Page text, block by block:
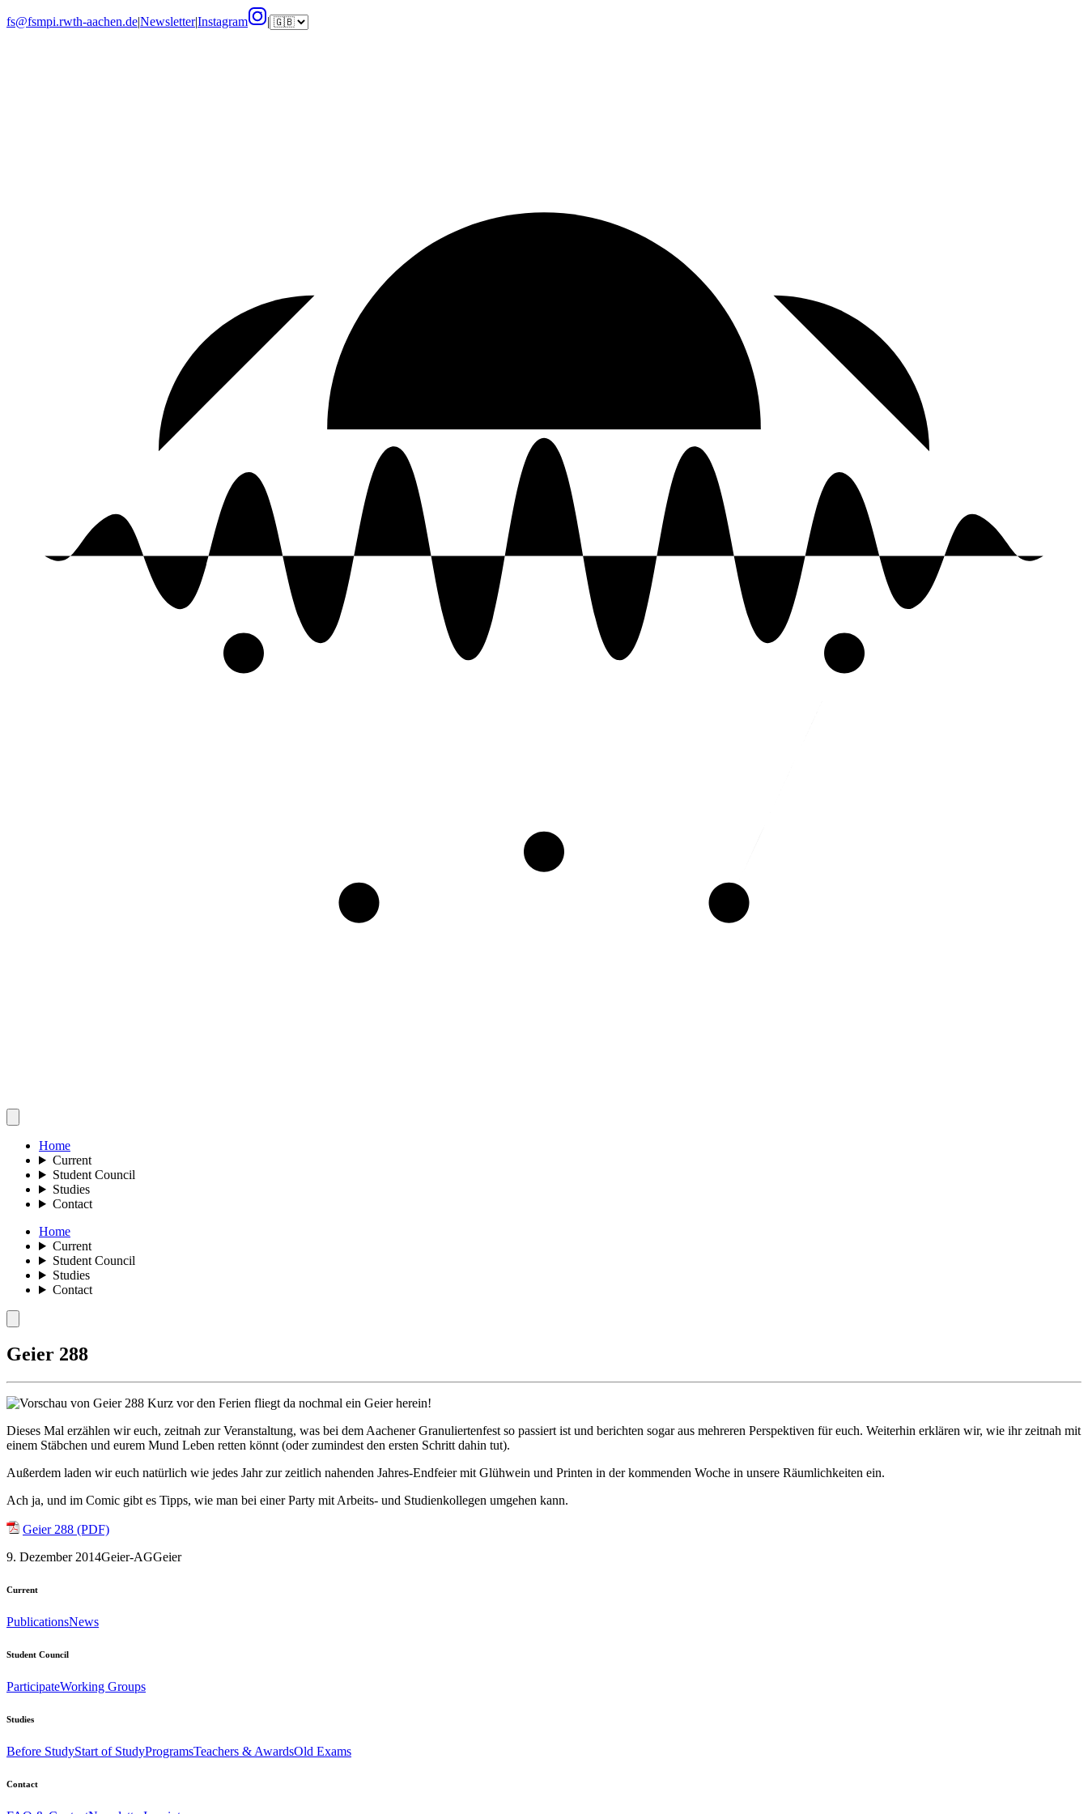
fs@fsmpi.rwth-aachen.de|Newsletter|Instagram |
Home
Current
Student Council
Studies
Contact
Home
Current
Student Council
Studies
Contact
Geier 288
Kurz vor den Ferien fliegt da nochmal ein Geier herein!
Dieses Mal erzählen wir euch, zeitnah zur Veranstaltung, was bei dem Aachener Granuliertenfest so passiert ist und berichten sogar aus mehreren Perspektiven für euch. Weiterhin erklären wir, wie ihr zeitnah mit
einem Stäbchen und eurem Mund Leben retten könnt (oder zumindest den ersten Schritt dahin tut).
Außerdem laden wir euch natürlich wie jedes Jahr zur zeitlich nahenden Jahres-Endfeier mit Glühwein und Printen in der kommenden Woche in unsere Räumlichkeiten ein.
Ach ja, und im Comic gibt es Tipps, wie man bei einer Party mit Arbeits- und Studienkollegen umgehen kann.
Geier 288 (PDF)
9. Dezember 2014Geier-AGGeier
Current
PublicationsNews
Student Council
ParticipateWorking Groups
Studies
Before StudyStart of StudyProgramsTeachers & AwardsOld Exams
Contact